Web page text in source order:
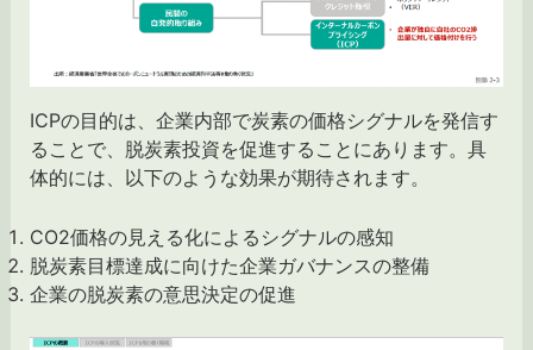
ICPの目的は、企業内部で炭素の価格シグナルを発信す
ることで、脱炭素投資を促進することにあります。具
体的には、以下のような効果が期待されます。
CO2価格の見える化によるシグナルの感知
脱炭素目標達成に向けた企業ガバナンスの整備
企業の脱炭素の意思決定の促進